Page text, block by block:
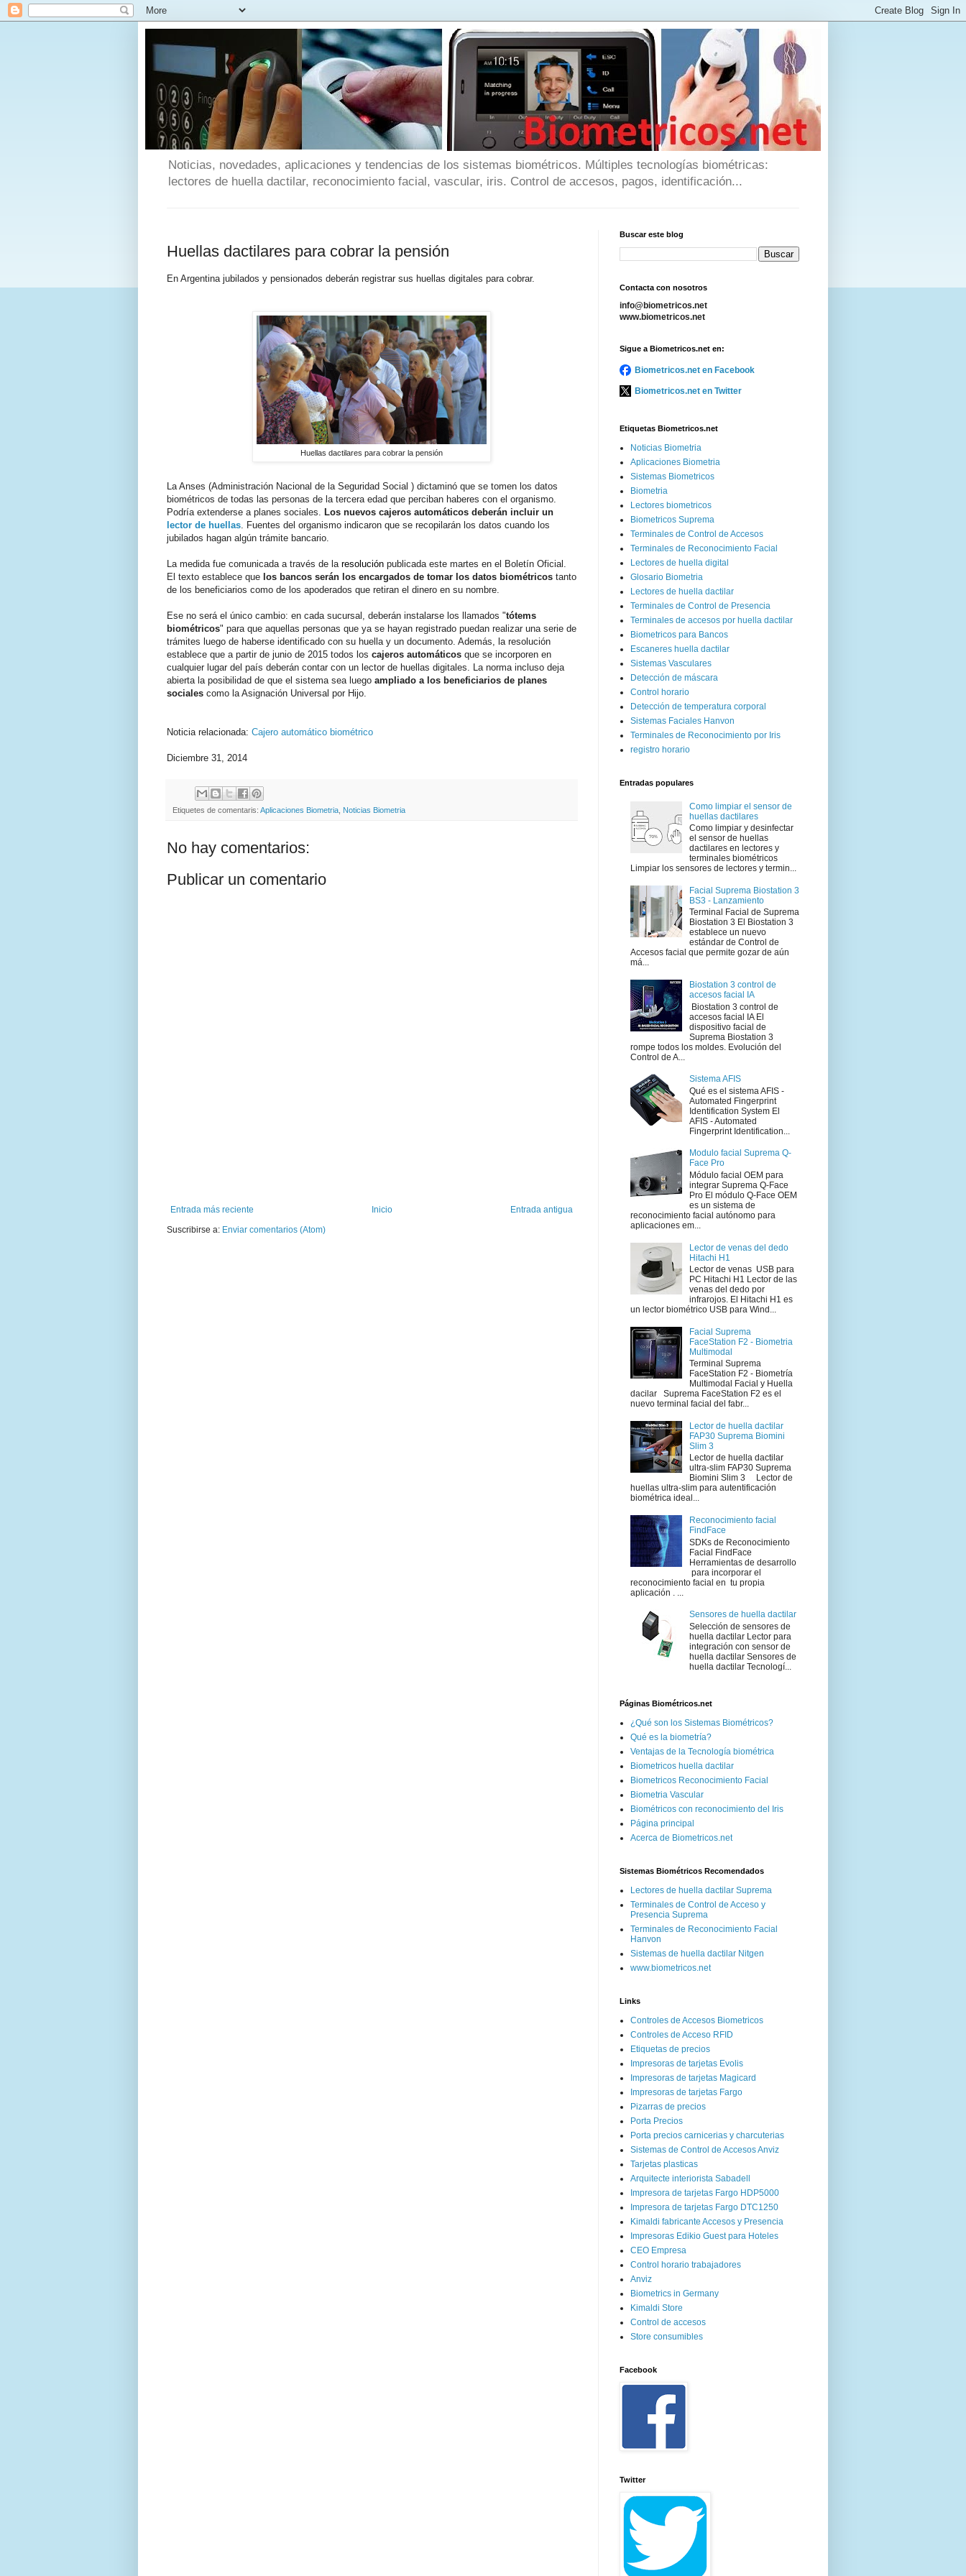
Noticias, novedades, aplicaciones y tendencias de los sistemas biométricos. Múltiples tecnologías biométricas:
lectores de huella dactilar, reconocimiento facial, vascular, iris. Control de accesos, pagos, identificación...
Huellas dactilares para cobrar la pensión
En Argentina jubilados y pensionados deberán registrar sus huellas digitales para cobrar.
Huellas dactilares para cobrar la pensión
La Anses (Administración Nacional de la Seguridad Social ) dictaminó que se tomen los datos
biométricos de todas las personas de la tercera edad que perciban haberes con el organismo.
Podría extenderse a planes sociales. Los nuevos cajeros automáticos deberán incluir un
lector de huellas . Fuentes del organismo indicaron que se recopilarán los datos cuando los
jubilados hagan algún trámite bancario.
La medida fue comunicada a través de la resolución publicada este martes en el Boletín Oficial.
El texto establece que los bancos serán los encargados de tomar los datos biométricos tanto
de los beneficiarios como de los apoderados que retiran el dinero en su nombre.
Ese no será el único cambio: en cada sucursal, deberán instalarse los llamados "tótems
biométricos" para que aquellas personas que ya se hayan registrado puedan realizar una serie de
trámites luego de haberse identificado con su huella y un documento. Además, la resolución
establece que a partir de junio de 2015 todos los cajeros automáticos que se incorporen en
cualquier lugar del país deberán contar con un lector de huellas digitales. La norma incluso deja
abierta la posibilidad de que el sistema sea luego ampliado a los beneficiarios de planes
sociales como la Asignación Universal por Hijo.
Noticia relacionada: Cajero automático biométrico
Diciembre 31, 2014
Etiquetes de comentaris: Aplicaciones Biometria Noticias Biometria
No hay comentarios:
Publicar un comentario
Entrada más reciente Entrada antigua
Inicio
Suscribirse a: Enviar comentarios (Atom)
Buscar este blog
Contacta con nosotros
info@biometricos.net
www.biometricos.net
Sigue a Biometricos.net en:
Biometricos.net en Facebook
Biometricos.net en Twitter
Etiquetas Biometricos.net
Noticias Biometria
Aplicaciones Biometria
Sistemas Biometricos
Biometria
Lectores biometricos
Biometricos Suprema
Terminales de Control de Accesos
Terminales de Reconocimiento Facial
Lectores de huella digital
Glosario Biometria
Lectores de huella dactilar
Terminales de Control de Presencia
Terminales de accesos por huella dactilar
Biometricos para Bancos
Escaneres huella dactilar
Sistemas Vasculares
Detección de máscara
Control horario
Detección de temperatura corporal
Sistemas Faciales Hanvon
Terminales de Reconocimiento por Iris
registro horario
Entradas populares
Como limpiar el sensor de
huellas dactilares
Como limpiar y desinfectar
el sensor de huellas
dactilares en lectores y
terminales biométricos
Limpiar los sensores de lectores y termin...
Facial Suprema Biostation 3
BS3 - Lanzamiento
Terminal Facial de Suprema
Biostation 3 El Biostation 3
establece un nuevo
estándar de Control de
Accesos facial que permite gozar de aún
má...
Biostation 3 control de
accesos facial IA
Biostation 3 control de
accesos facial IA El
dispositivo facial de
Suprema Biostation 3
rompe todos los moldes. Evolución del
Control de A...
Sistema AFIS
Qué es el sistema AFIS -
Automated Fingerprint
Identification System El
AFIS - Automated
Fingerprint Identification...
Modulo facial Suprema Q-
Face Pro
Módulo facial OEM para
integrar Suprema Q-Face
Pro El módulo Q-Face OEM
es un sistema de
reconocimiento facial autónomo para
aplicaciones em...
Lector de venas del dedo
Hitachi H1
Lector de venas USB para
PC Hitachi H1 Lector de las
venas del dedo por
infrarojos. El Hitachi H1 es
un lector biométrico USB para Wind...
Facial Suprema
FaceStation F2 - Biometria
Multimodal
Terminal Suprema
FaceStation F2 - Biometría
Multimodal Facial y Huella
dacilar Suprema FaceStation F2 es el
nuevo terminal facial del fabr...
Lector de huella dactilar
FAP30 Suprema Biomini
Slim 3
Lector de huella dactilar
ultra-slim FAP30 Suprema
Biomini Slim 3 Lector de
huellas ultra-slim para autentificación
biométrica ideal...
Reconocimiento facial
FindFace
SDKs de Reconocimiento
Facial FindFace
Herramientas de desarrollo
para incorporar el
reconocimiento facial en tu propia
aplicación . ...
Sensores de huella dactilar
Selección de sensores de
huella dactilar Lector para
integración con sensor de
huella dactilar Sensores de
huella dactilar Tecnologí...
Páginas Biométricos.net
¿Qué son los Sistemas Biométricos?
Qué es la biometría?
Ventajas de la Tecnología biométrica
Biometricos huella dactilar
Biometricos Reconocimiento Facial
Biometria Vascular
Biométricos con reconocimiento del Iris
Página principal
Acerca de Biometricos.net
Sistemas Biométricos Recomendados
Lectores de huella dactilar Suprema
Terminales de Control de Acceso y
Presencia Suprema
Terminales de Reconocimiento Facial
Hanvon
Sistemas de huella dactilar Nitgen
www.biometricos.net
Links
Controles de Accesos Biometricos
Controles de Acceso RFID
Etiquetas de precios
Impresoras de tarjetas Evolis
Impresoras de tarjetas Magicard
Impresoras de tarjetas Fargo
Pizarras de precios
Porta Precios
Porta precios carnicerias y charcuterias
Sistemas de Control de Accesos Anviz
Tarjetas plasticas
Arquitecte interiorista Sabadell
Impresora de tarjetas Fargo HDP5000
Impresora de tarjetas Fargo DTC1250
Kimaldi fabricante Accesos y Presencia
Impresoras Edikio Guest para Hoteles
CEO Empresa
Control horario trabajadores
Anviz
Biometrics in Germany
Kimaldi Store
Control de accesos
Store consumibles
Facebook
Twitter